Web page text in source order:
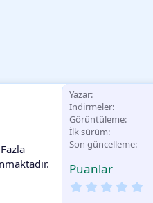
Yazar
İndirmeler
Görüntüleme
İlk sürüm
Son güncelleme
Puanlar